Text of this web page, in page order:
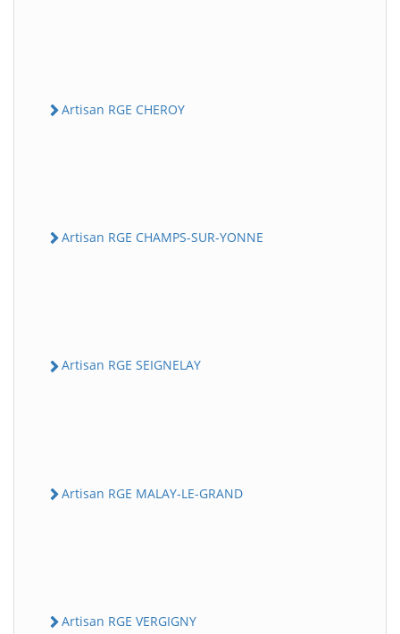
Artisan RGE CHEROY
Artisan RGE CHAMPS-SUR-YONNE
Artisan RGE SEIGNELAY
Artisan RGE MALAY-LE-GRAND
Artisan RGE VERGIGNY